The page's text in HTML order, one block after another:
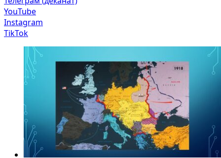
YouTube
Instagram
TikTok